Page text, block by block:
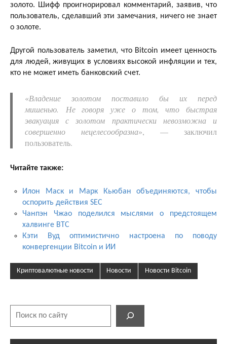
золото. Шифф проигнорировал комментарий, заявив, что
пользователь, сделавший эти замечания, ничего не знает
о золоте.
Другой пользователь заметил, что Bitcoin имеет ценность
для людей, живущих в условиях высокой инфляции и тех,
кто не может иметь банковский счет.
«Владение золотом поставило бы их перед
мишенью. Не говоря уже о том, что быстрая
эвакуация с золотом практически невозможна и
совершенно нецелесообразна», — заключил
пользователь.
Читайте также:
Илон Маск и Марк Кьюбан объединяются, чтобы
оспорить действия SEC
Чанпэн Чжао поделился мыслями о предстоящем
халвинге BTC
Кэти Вуд оптимистично настроена по поводу
конвергенции Bitcoin и ИИ
Криптовалютные новости Новости Новости Bitcoin